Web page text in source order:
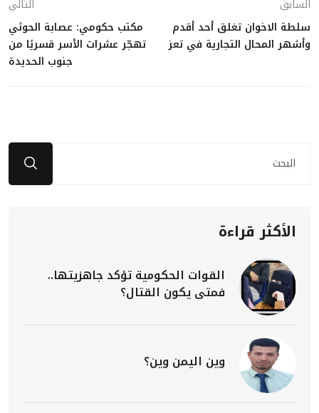
السابق
سلطة الاخوان تغلق أحد أقدم
وأشهر المحال التجارية في تعز
التالي
مكتب حكومي: عصابة الحوثي
تهجّر عشرات الأسر قسريًا من
جنوب الحديدة
الأكثر قراءة
القوات الحكومية تؤكد جاهزيتها..
فمتى يكون القتال؟
وين اليمن وين؟